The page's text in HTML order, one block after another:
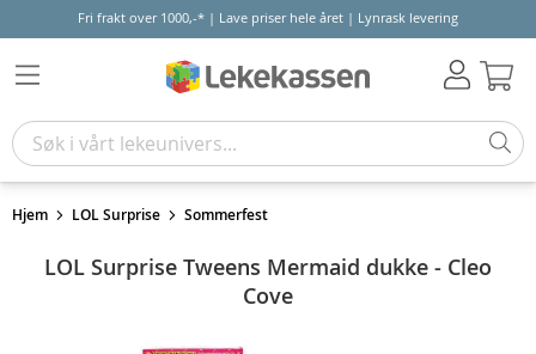
Fri frakt over 1000,-* | Lave priser hele året | Lynrask levering
Hjem LOL Surprise Sommerfest
LOL Surprise Tweens Mermaid dukke - Cleo
Cove